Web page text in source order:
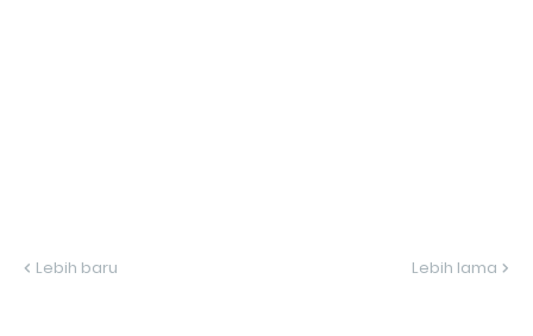
Lebih baru Lebih lama